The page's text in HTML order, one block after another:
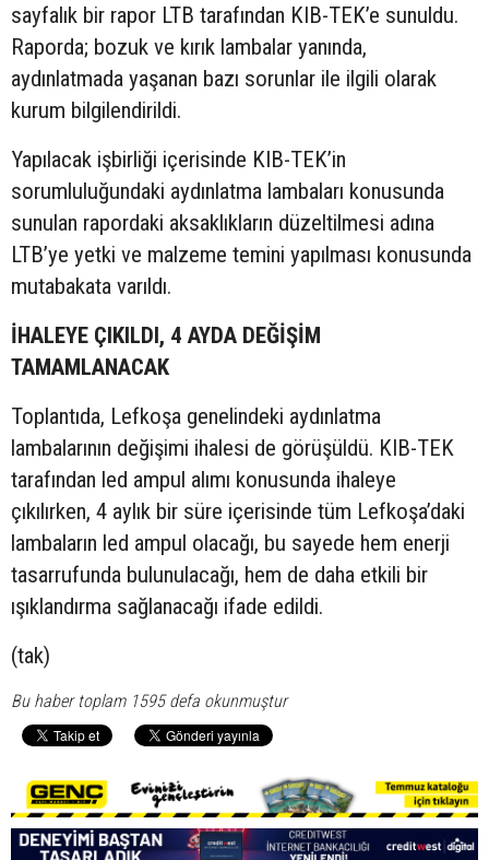
sayfalık bir rapor LTB tarafından KIB-TEK’e sunuldu.
Raporda; bozuk ve kırık lambalar yanında,
aydınlatmada yaşanan bazı sorunlar ile ilgili olarak
kurum bilgilendirildi.
Yapılacak işbirliği içerisinde KIB-TEK’in
sorumluluğundaki aydınlatma lambaları konusunda
sunulan rapordaki aksaklıkların düzeltilmesi adına
LTB’ye yetki ve malzeme temini yapılması konusunda
mutabakata varıldı.
İHALEYE ÇIKILDI, 4 AYDA DEĞİŞİM
TAMAMLANACAK
Toplantıda, Lefkoşa genelindeki aydınlatma
lambalarının değişimi ihalesi de görüşüldü. KIB-TEK
tarafından led ampul alımı konusunda ihaleye
çıkılırken, 4 aylık bir süre içerisinde tüm Lefkoşa’daki
lambaların led ampul olacağı, bu sayede hem enerji
tasarrufunda bulunulacağı, hem de daha etkili bir
ışıklandırma sağlanacağı ifade edildi.
(tak)
Bu haber toplam 1595 defa okunmuştur